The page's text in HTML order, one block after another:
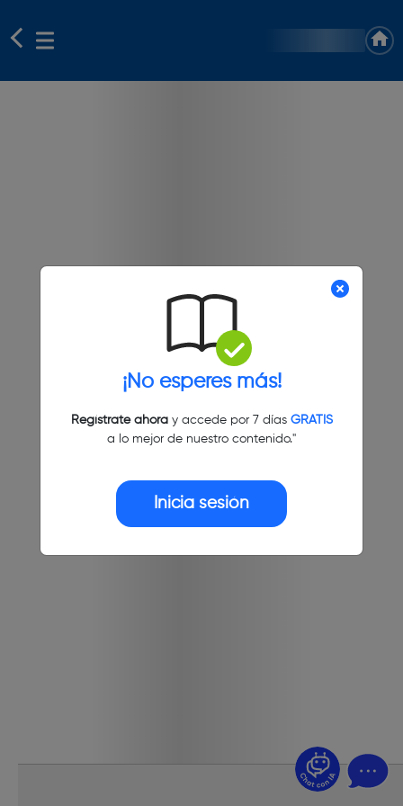
¡No esperes más!
Regístrate ahoray accede por 7 días GRATIS
a lo mejor de nuestro contenido."
Inicia sesión